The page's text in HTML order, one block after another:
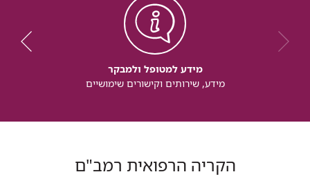
מידע למטופל ולמבקר
מידע, שירותים וקישורים שימושיים
הקריה הרפואית רמב"ם